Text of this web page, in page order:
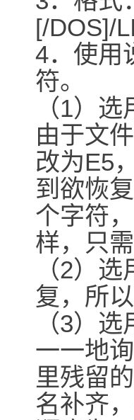
[/DOS]/
4．使用
符。
（1）
由于文
改为E5
到欲恢
个字符
样，只
（2）
复，所
（3）
一一地
里残留
名补齐